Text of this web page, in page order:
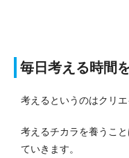
毎日考える時間
考えるというのはクリ
考えるチカラを養うこ
ていきます。